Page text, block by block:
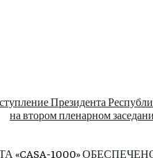
Президента
на втором пленарном
1000»